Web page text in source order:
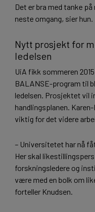
Det er bra med tanke
neste omgang, sier hun.
Nytt prosjekt for
ledelsen
UiA fikk sommeren
BALANSE-program til
ledelsen. Prosjektet vil
handlingsplanen.
viktig for det videre
– Universitetet har nå
Her skal
forskningsledere og
være med en bolk om
forteller Knudsen.